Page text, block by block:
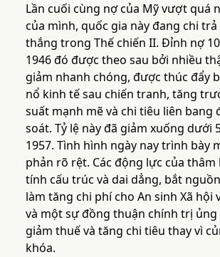
Lần cuối cùng nợ của Mỹ vượt quá
của mình, quốc gia này đang chi
thắng trong Thế chiến II. Đỉnh nợ
1946 đó được theo sau bởi nhiều
giảm nhanh chóng, được thúc đẩy
nổ kinh tế sau chiến tranh, tăng
suất mạnh mẽ và chi tiêu liên bang
soát. Tỷ lệ này đã giảm xuống dưới
1957. Tình hình ngày nay trình bày
phản rõ rệt. Các động lực của
tính cấu trúc và dai dẳng, bắt
làm tăng chi phí cho An sinh Xã hội
và một sự đồng thuận chính trị ủng
giảm thuế và tăng chi tiêu thay vì
khóa.